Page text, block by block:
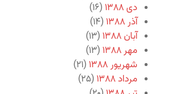
دی ۱۳۸۸
(۱۶)
آذر ۱۳۸۸
(۱۴)
آبان ۱۳۸۸
(۱۳)
مهر ۱۳۸۸
(۱۳)
شهریور ۱۳۸۸
(۲۱)
مرداد ۱۳۸۸
(۲۵)